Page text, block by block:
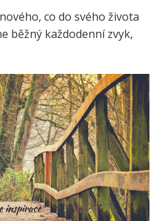
co do svého života
běžný každodenní zvyk,